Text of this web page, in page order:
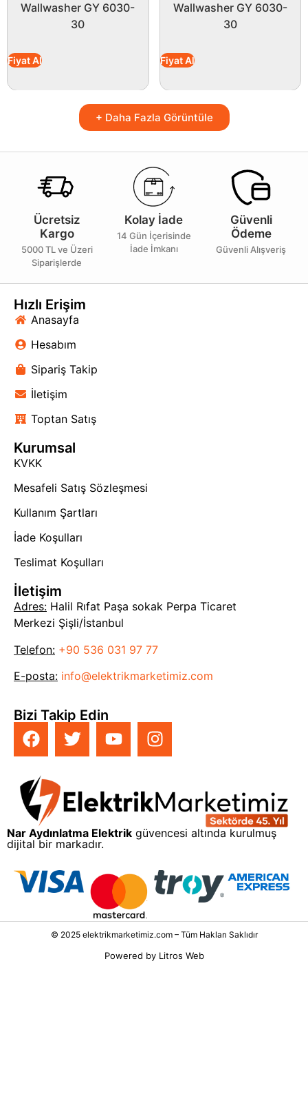
Wallwasher GY 6030-
30
Fiyat Al
Wallwasher GY 6030-
30
Fiyat Al
+ Daha Fazla Görüntüle
Ücretsiz
Kargo
5000 TL ve Üzeri
Siparişlerde
Kolay İade
14 Gün İçerisinde
İade İmkanı
Güvenli
Ödeme
Güvenli Alışveriş
Hızlı Erişim
Anasayfa
Hesabım
Sipariş Takip
İletişim
Toptan Satış
Kurumsal
KVKK
Mesafeli Satış Sözleşmesi
Kullanım Şartları
İade Koşulları
Teslimat Koşulları
İletişim
Adres: Halil Rıfat Paşa sokak Perpa Ticaret
Merkezi Şişli/İstanbul
Telefon: +90 536 031 97 77
E-posta: info@elektrikmarketimiz.com
Bizi Takip Edin
Nar Aydınlatma Elektrik güvencesi altında kurulmuş
dijital bir markadır.
© 2025 elektrikmarketimiz.com – Tüm Hakları Saklıdır
Powered by Litros Web